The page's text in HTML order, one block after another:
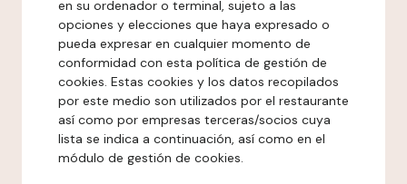
en su ordenador o terminal, sujeto a las
opciones y elecciones que haya expresado o
pueda expresar en cualquier momento de
conformidad con esta política de gestión de
cookies. Estas cookies y los datos recopilados
por este medio son utilizados por el restaurante
así como por empresas terceras/socios cuya
lista se indica a continuación, así como en el
módulo de gestión de cookies.